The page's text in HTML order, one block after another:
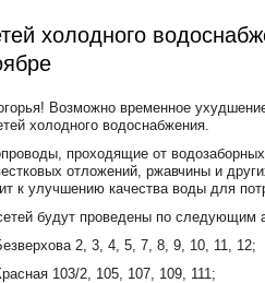
холодного
Возможно временное
холодного водоснабжения.
проходящие от
отложений, ржавчины и
к улучшению качества воды для
будут проведены по следующим
2, 3, 4, 5, 7, 8, 9, 10, 11, 12;
103/2, 105, 107, 109, 111;